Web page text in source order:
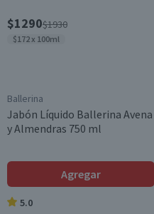
$1290$1930
$172 x 100ml
Ballerina
Jabón Líquido Ballerina Avena
y Almendras 750 ml
Agregar
5.0